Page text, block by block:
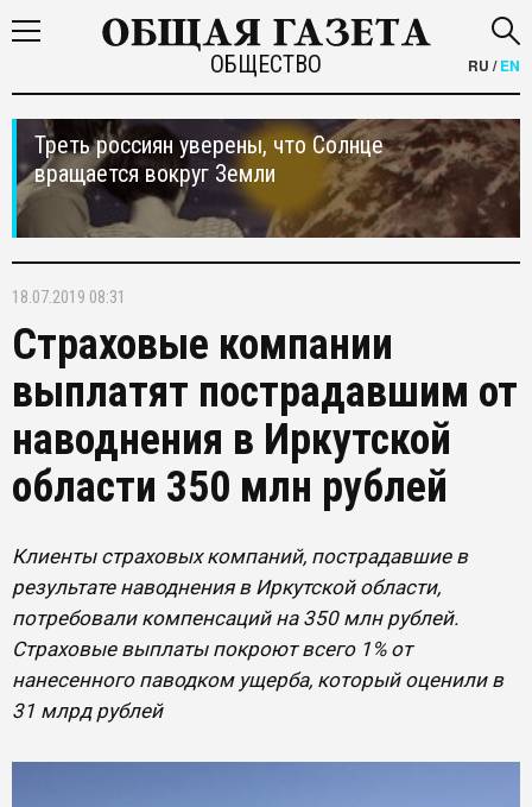
ОБЩЕСТВО RU /EN
Треть россиян уверены, что Солнце
вращается вокруг Земли
18.07.2019 08:31
Страховые компании
выплатят пострадавшим от
наводнения в Иркутской
области 350 млн рублей
Клиенты страховых компаний, пострадавшие в
результате наводнения в Иркутской области,
потребовали компенсаций на 350 млн рублей.
Страховые выплаты покроют всего 1% от
нанесенного паводком ущерба, который оценили в
31 млрд рублей